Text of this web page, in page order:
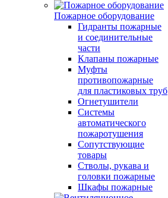
Пожарное оборудование
Гидранты пожарные
и соединительные
части
Клапаны пожарные
Муфты
противопожарные
для пластиковых труб
Огнетушители
Системы
автоматического
пожаротушения
Сопутствующие
товары
Стволы, рукава и
головки пожарные
Шкафы пожарные